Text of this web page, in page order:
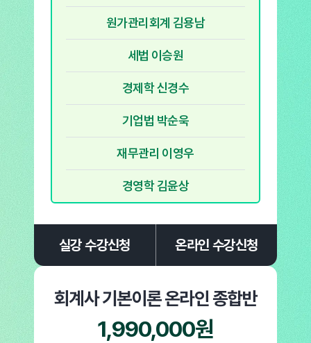
원가관리회계 김용남
세법 이승원
경제학 신경수
기업법 박순욱
재무관리 이영우
경영학 김윤상
실강 수강신청 온라인 수강신청
회계사 기본이론온라인 종합반
1,990,000원